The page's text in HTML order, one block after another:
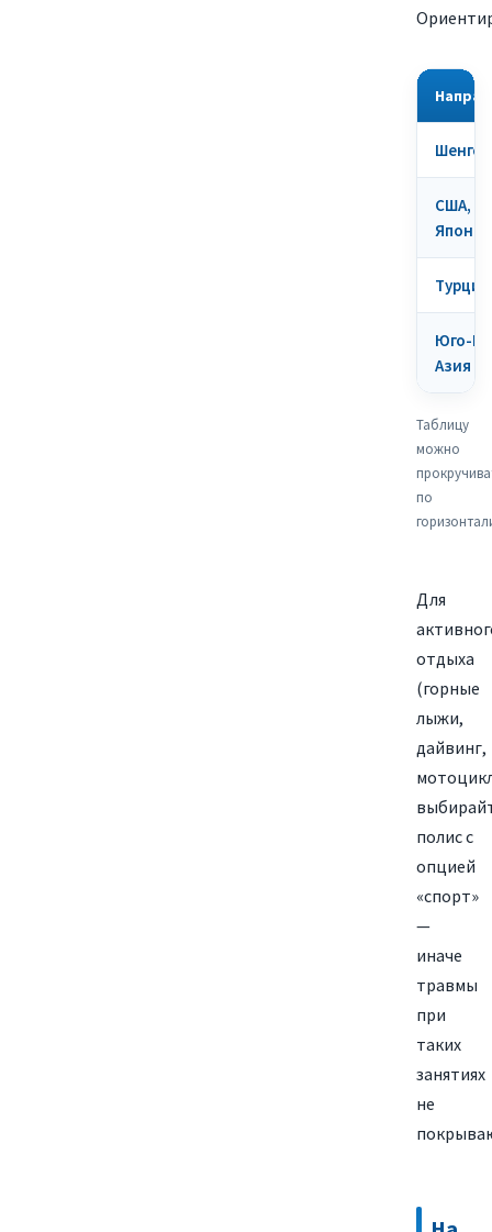
США,
Япония
Юго-
Азия
Таблицу
можно
по
Для
отдыха
(горные
лыжи,
дайвинг,
полис с
опцией
«спорт»
—
иначе
травмы
при
таких
занятиях
не